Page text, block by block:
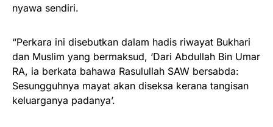
nyawa sendiri.
“Perkara ini disebutkan dalam hadis riwayat Bukhari
dan Muslim yang bermaksud, ‘Dari Abdullah Bin Umar
RA, ia berkata bahawa Rasulullah SAW bersabda:
Sesungguhnya mayat akan diseksa kerana tangisan
keluarganya padanya’.